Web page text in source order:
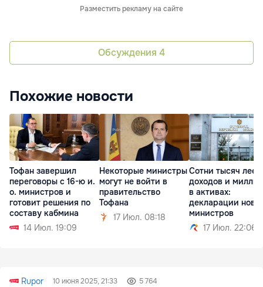
Разместить рекламу на сайте
Обсуждения 4
Похожие новости
Тофан завершил
переговоры с 16-ю и.
о. министров и
готовит решения по
составу кабмина
14 Июл. 19:09
Некоторые министры
могут не войти в
правительство
Тофана
17 Июл. 08:18
Сотни тысяч леев
доходов и
в активах:
декларации
министров
17 Июл. 22:06
Rupor 10 июня 2025, 21:33 5 764